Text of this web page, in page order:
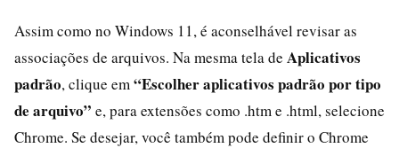
Assim como no Windows 11, é aconselhável revisar as
associações de arquivos. Na mesma tela de Aplicativos
padrão, clique em “Escolher aplicativos padrão por tipo
de arquivo” e, para extensões como .htm e .html, selecione
Chrome. Se desejar, você também pode definir o Chrome